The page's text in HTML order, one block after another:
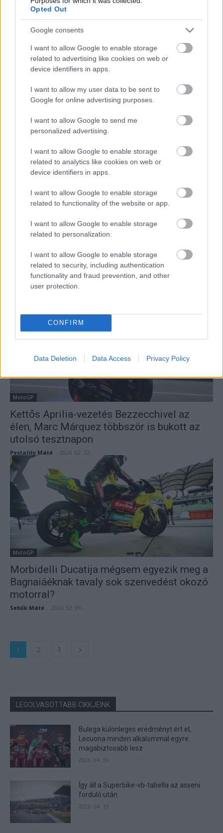
Opted Out
Google consents
I want to allow Google to enable storage
related to advertising like cookies on web or
device identifiers in apps.
I want to allow my user data to be sent to
Google for online advertising purposes.
I want to allow Google to send me
personalized advertising.
I want to allow Google to enable storage
related to analytics like cookies on web or
device identifiers in apps.
I want to allow Google to enable storage
related to functionality of the website or app.
I want to allow Google to enable storage
related to personalization.
I want to allow Google to enable storage
related to security, including authentication
functionality and fraud prevention, and other
user protection.
CONFIRM
Data Deletion Data Access Privacy Policy
MotoGP
Bezzecchi a bukása ellenére megverte Marc
Márquezt, Bagnaia a Q1-ben ragadt az első
idei időmérőn
Egyhangú ítélet: a bukmékerek szerint
teljesen egyértelmű, hogy ki lesz idén a
MotoGP-bajnok
MotoGP
Kettős Aprilia-vezetés Bezzecchivel az
élen, Marc Márquez többször is bukott az
utolsó tesztnapon
Pestality Máté 2026. 02. 22.
MotoGP
Morbidelli Ducatija mégsem egyezik meg a
Bagnaiáéknak tavaly sok szenvedést okozó
motorral?
Sebők Máté 2026. 02. 09.
1 2 3
LEGOLVASOTTABB CIKKJEINK
Bulega különleges eredményt ért el,
Lecuona minden alkalommal egyre
magabiztosabb lesz
2026. 04. 19.
Így áll a Superbike-vb-tabella az asseni
forduló után
2026. 04. 19.